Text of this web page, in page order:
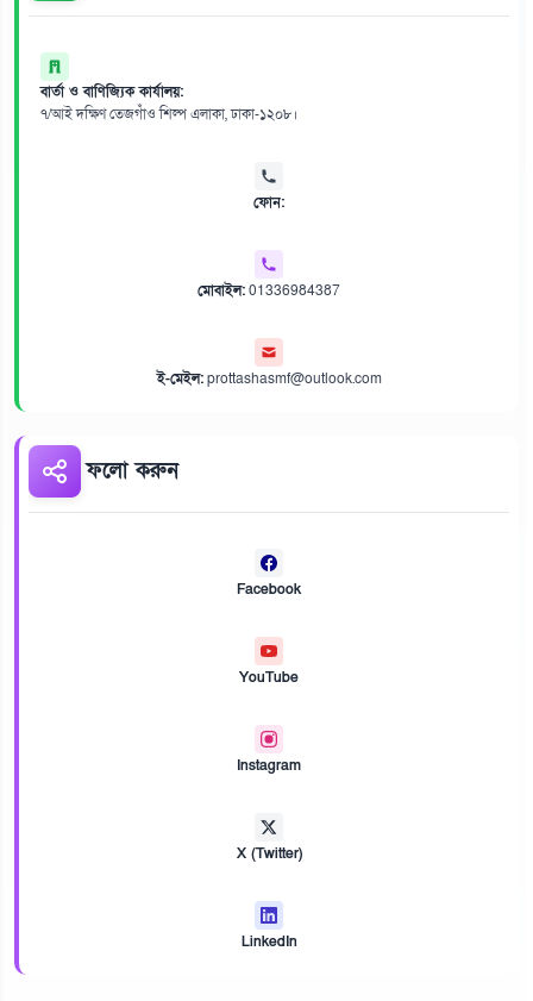
বার্তা ও বাণিজ্যিক কার্যালয়:
৭/আই দক্ষিণ তেজগাঁও শিল্প এলাকা, ঢাকা-১২০৮।
ফোন:
মোবাইল:01336984387
ই-মেইল:prottashasmf@outlook.com
ফলো করুন
Facebook
YouTube
Instagram
X (Twitter)
LinkedIn